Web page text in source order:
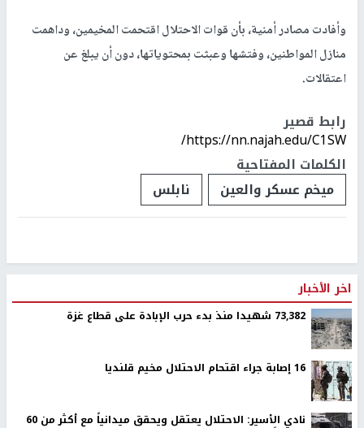
وأفادت مصادر أمنية، بأن قوات الاحتلال اقتحمت المخيمين، وداهمت
منازل المواطنين، وفتشها وعبثت بمحتوياتها، دون أن يبلغ عن
اعتقالات.
رابط قصير
https://nn.najah.edu/C1SW/
الكلمات المفتاحية
ميخم عسكر والعين
نابلس
اخر الأخبار
73,382 شهيدا منذ بدء حرب الإبادة على قطاع غزة
16 إصابة جراء اقتحام الاحتلال مخيم قلنديا
نادي الأسير: الاحتلال يعتقل ويحقق ميدانياً مع أكثر من 60